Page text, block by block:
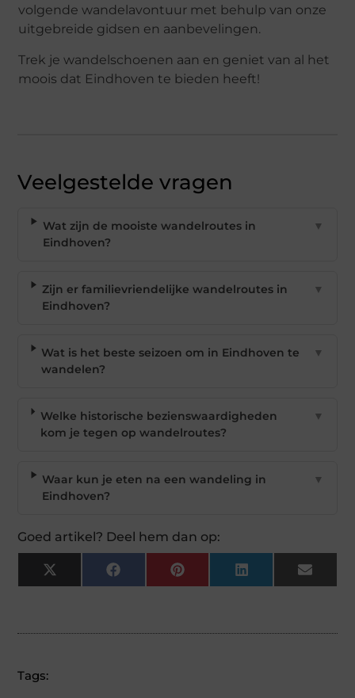
volgende wandelavontuur met behulp van onze
uitgebreide gidsen en aanbevelingen.
Trek je wandelschoenen aan en geniet van al het
moois dat Eindhoven te bieden heeft!
Veelgestelde vragen
Wat zijn de mooiste wandelroutes in
Eindhoven?
▼
Zijn er familievriendelijke wandelroutes in
Eindhoven?
▼
Wat is het beste seizoen om in Eindhoven te
wandelen?
▼
Welke historische bezienswaardigheden
kom je tegen op wandelroutes?
▼
Waar kun je eten na een wandeling in
Eindhoven?
▼
Goed artikel? Deel hem dan op:
X
(Twitter)
Facebook Pinterest LinkedIn Email
Tags: